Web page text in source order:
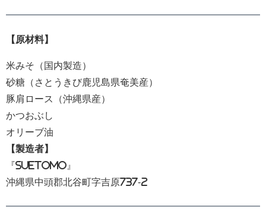
【原材料】
米みそ（国内製造）
砂糖（さとうきび鹿児島県奄美産）
豚肩ロース（沖縄県産）
かつおぶし
オリーブ油
【製造者】
『Suetomo』
沖縄県中頭郡北谷町字吉原737-2